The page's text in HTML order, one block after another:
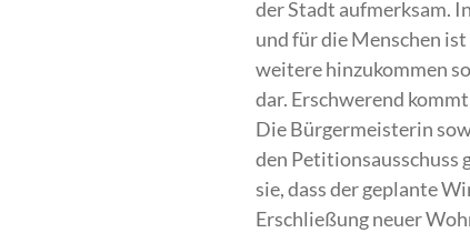
der Stadt aufmerksam.
und für die Menschen
weitere hinzukommen
dar. Erschwerend
Die Bürgermeisterin
den Petitionsausschuss
sie, dass der geplante
Erschließung neuer